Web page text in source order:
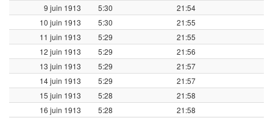
9 juin 1913
5:30
21:54
10 juin 1913
5:30
21:55
11 juin 1913
5:29
21:55
12 juin 1913
5:29
21:56
13 juin 1913
5:29
21:57
14 juin 1913
5:29
21:57
15 juin 1913
5:28
21:58
16 juin 1913
5:28
21:58